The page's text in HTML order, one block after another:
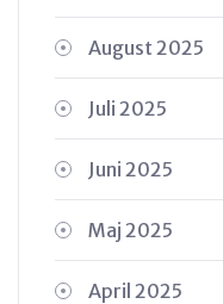
August 2025
Juli 2025
Juni 2025
Maj 2025
April 2025